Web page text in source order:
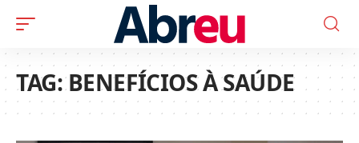
TAG:BENEFÍCIOS À SAÚDE